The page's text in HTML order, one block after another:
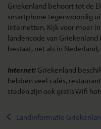
Griekenland behoort tot de
smartphone tegenwoordig
internetten. Kijk voor meer
landencode van
bestaat, net als in
Internet: Griekenland
hebben veel cafés,
steden zijn ook gratis Wifi
Landinformatie